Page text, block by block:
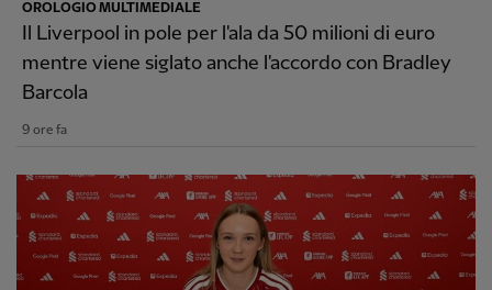
OROLOGIO MULTIMEDIALE
Il Liverpool in pole per l'ala da 50 milioni di euro
mentre viene siglato anche l'accordo con Bradley
Barcola
9 ore fa